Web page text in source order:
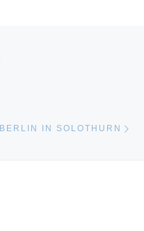
IN SOLOTHURN